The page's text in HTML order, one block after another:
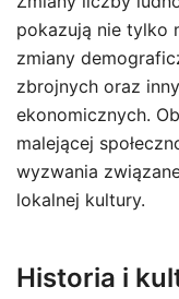
pokazują nie tylko
zmiany
zbrojnych oraz
ekonomicznych.
malejącej
wyzwania
lokalnej kultury.
Historia i